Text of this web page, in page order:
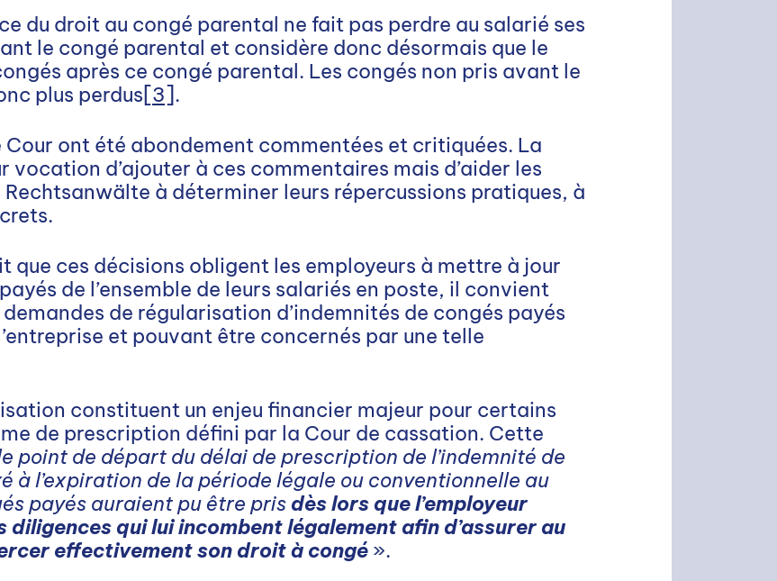
du droit au congé parental ne fait pas perdre au salarié ses
le congé parental et considère donc désormais que le
après ce congé parental. Les congés non pris avant le
plus perdus[3].
Cour ont été abondement commentées et critiquées. La
vocation d’ajouter à ces commentaires mais d’aider les
à déterminer leurs répercussions pratiques, à
que ces décisions obligent les employeurs à mettre à jour
de l’ensemble de leurs salariés en poste, il convient
de régularisation d’indemnités de congés payés
et pouvant être concernés par une telle
constituent un enjeu financier majeur pour certains
de prescription défini par la Cour de cassation. Cette
point de départ du délai de prescription de l’indemnité de
à l’expiration de la période légale ou conventionnelle au
payés auraient pu être pris dès lors que l’employeur
qui lui incombent légalement afin d’assurer au
effectivement son droit à congé».